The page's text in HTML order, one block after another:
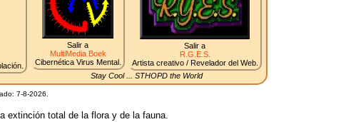
Salir a
MultiMedia Boek
Cibernética Virus Mental.
Salir a
R.G.E.S.
Artista creativo / Revelador del Web.
Stay Cool ... STHOPD the World
7-8-2026.
extinción total de la flora y de la fauna.